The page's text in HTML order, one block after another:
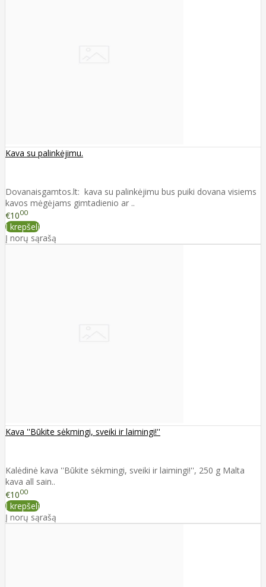
Kava su palinkėjimu.
Dovanaisgamtos.lt: kava su palinkėjimu bus puiki dovana visiems
kavos mėgėjams gimtadienio ar ..
€1000
Į krepšelį
Į norų sąrašą
Kava ''Būkite sėkmingi, sveiki ir laimingi!''
Kalėdinė kava ''Būkite sėkmingi, sveiki ir laimingi!'', 250 g Malta
kava all sain..
€1000
Į krepšelį
Į norų sąrašą